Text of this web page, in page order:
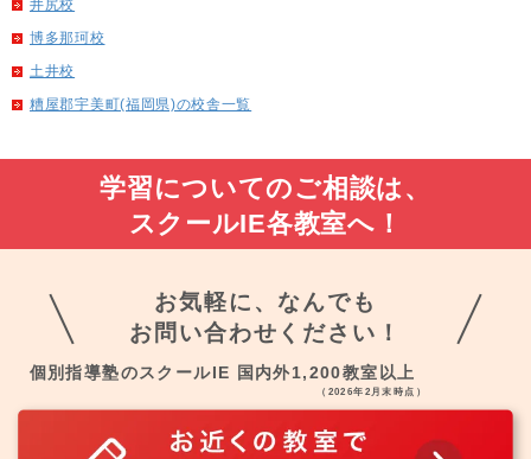
井尻校
博多那珂校
土井校
糟屋郡宇美町(福岡県)の校舎一覧
学習についてのご相談は、
スクールIE各教室へ！
お気軽に、なんでも
お問い合わせください！
個別指導塾のスクールIE 国内外1,200教室以上
（2026年2月末時点）